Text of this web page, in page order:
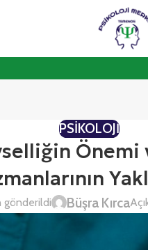
PSIKOLOJI
Önemi
gönderildi Büşra Kırca